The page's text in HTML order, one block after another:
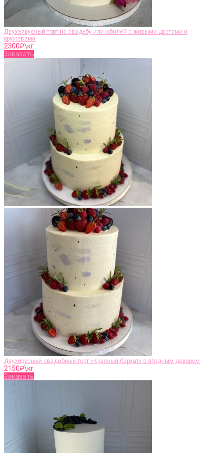
Двухъярусный торт на свадьбу или юбилей с живыми цветами и
кружевами
2300₽\кг
Заказать
Двухярусный свадебный торт «Красный бархат» с ягодным декором
2150₽\кг
Заказать